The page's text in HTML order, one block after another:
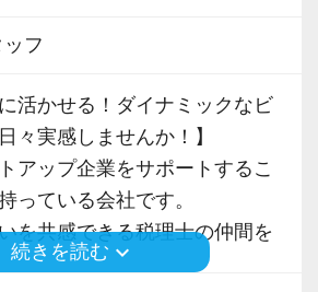
フ
活かせる！ダイナミックなビ
々実感しませんか！】
アップ企業をサポートするこ
っている会社です。
を共感できる税理士の仲間を
続きを読む keyboard_arrow_down